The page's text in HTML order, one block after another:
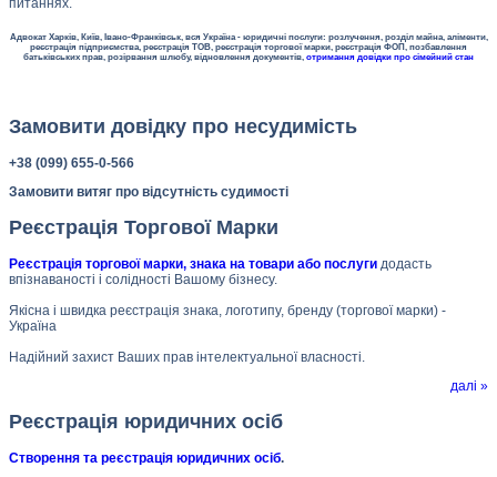
питаннях.
Адвокат Харків, Київ, Івано-Франківськ, вся Україна - юридичні послуги: розлучення, розділ майна, аліменти,
реєстрація підприємства, реєстрація ТОВ, реєстрація торгової марки, реєстрація ФОП, позбавлення
батьківських прав, розірвання шлюбу, відновлення документів, отримання довідки про сімейний стан
Замовити довідку про несудимість
+38 (099) 655-0-566
Замовити витяг про відсутність судимості
Реєстрація Торгової Марки
Реєстрація торгової марки, знака на товари або послуги додасть
впізнаваності і солідності Вашому бізнесу.
Якісна і швидка реєстрація знака, логотипу, бренду (торгової марки) -
Україна
Надійний захист Ваших прав інтелектуальної власності.
далі »
Реєстрація юридичних осіб
Створення та реєстрація юридичних осіб.